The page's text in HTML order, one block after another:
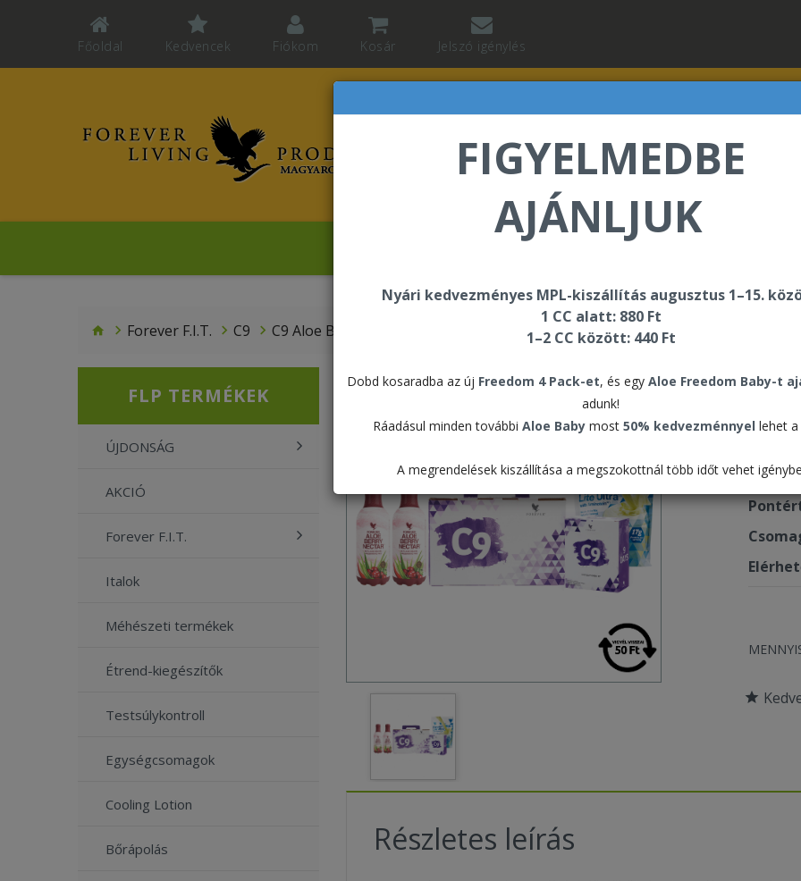
FIGYELMEDBE
AJÁNLJUK
Nyári kedvezményes MPL-kiszállítás augusztus 1–15.
1 CC alatt: 880 Ft
1–2 CC között: 440 Ft
Dobd kosaradba az új Freedom 4 Pack-et, és egy Aloe Freedom Baby-t
adunk!
Ráadásul minden további Aloe Babymost 50% kedvezménnyel lehet a
A megrendelések kiszállítása a megszokottnál több időt vehet
Főoldal Kedvencek Fiókom Kosár Jelszó igénylés
Forever F.I.T. C9 C9 Aloe Berry - Ultra Vanilla
FLP TERMÉKEK
ÚJDONSÁG
AKCIÓ
Forever F.I.T.
Italok
Méhészeti termékek
Étrend-kiegészítők
Testsúlykontroll
Egységcsomagok
Cooling Lotion
Bőrápolás
C9
Részletes leírás